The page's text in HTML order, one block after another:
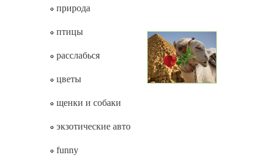
природа
птицы
расслабься
цветы
щенки и собаки
экзотические авто
funny